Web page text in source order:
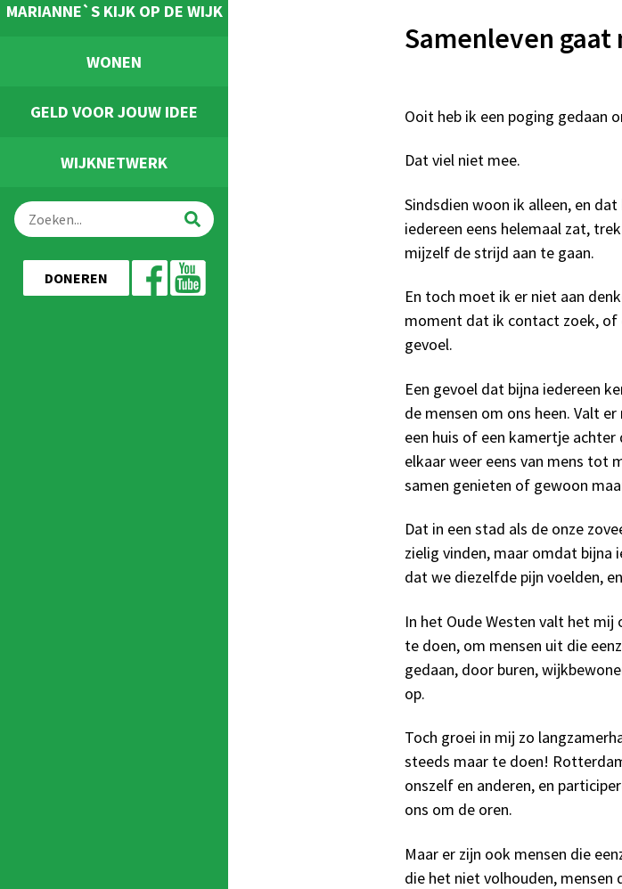
MARIANNE`S KIJK OP DE WIJK
WONEN
GELD VOOR JOUW IDEE
WIJKNETWERK
DONEREN
Samenleven
Ooit heb ik een poging gedaan
Dat viel niet mee.
Sindsdien woon ik alleen, en
iedereen eens helemaal zat,
mijzelf de strijd aan te gaan.
En toch moet ik er niet aan
moment dat ik contact zoek, of
gevoel.
Een gevoel dat bijna iedereen
de mensen om ons heen. Valt
een huis of een kamertje achter
elkaar weer eens van mens tot
samen genieten of gewoon
Dat in een stad als de onze
zielig vinden, maar omdat bijna
dat we diezelfde pijn voelden,
In het Oude Westen valt het
te doen, om mensen uit die
gedaan, door buren,
op.
Toch groei in mij zo
steeds maar te doen!
onszelf en anderen, en
ons om de oren.
Maar er zijn ook mensen die
die het niet volhouden, mensen